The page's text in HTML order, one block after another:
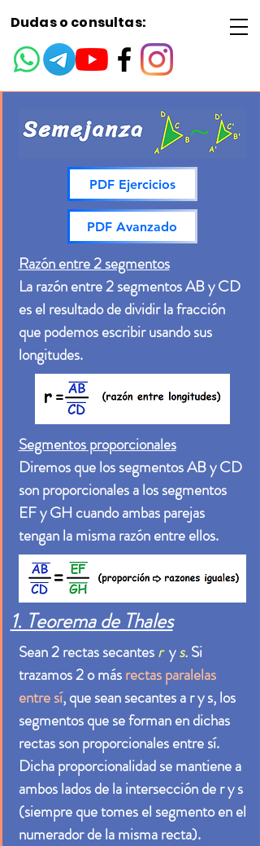
Dudas o consultas:
PDF Ejercicios
PDF Avanzado
Razón entre 2 segmentos
La razón entre 2 segmentos AB y CD
es el resultado de dividir la fracción
que podemos escribir usando sus
longitudes.
Segmentos proporcionales
Diremos que los segmentos AB y CD
son proporcionales a los segmentos
EF y GH cuando ambas parejas
tengan la misma razón entre ellos.
1. Teorema de Thales
Sean 2 rectas secantesry s.Si
trazamos 2 o másrectas paralelas
entre sí, que sean secantes a r y s, los
segmentos que se forman en dichas
rectas son proporcionales entre sí.
Dicha proporcionalidad se mantiene a
ambos lados de la intersección de r y s
(siempre que tomes el segmento en el
numerador de la misma recta).